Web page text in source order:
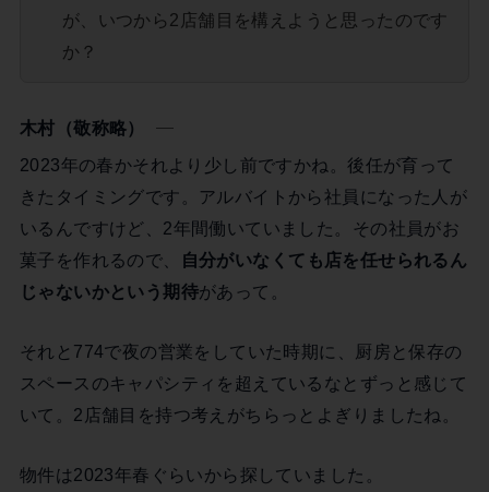
が、いつから2店舗目を構えようと思ったのです
か？
木村（敬称略）
2023年の春かそれより少し前ですかね。後任が育って
きたタイミングです。アルバイトから社員になった人が
いるんですけど、2年間働いていました。その社員がお
菓子を作れるので、
自分がいなくても店を任せられるん
じゃないかという期待があって。
それと774で夜の営業をしていた時期に、厨房と保存の
スペースのキャパシティを超えているなとずっと感じて
いて。2店舗目を持つ考えがちらっとよぎりましたね。
物件は2023年春ぐらいから探していました。